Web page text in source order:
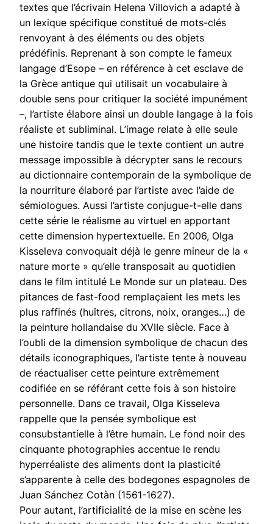
textes que l’écrivain Helena Villovich a adapté à
un lexique spécifique constitué de mots-clés
renvoyant à des éléments ou des objets
prédéfinis. Reprenant à son compte le fameux
langage d’Esope – en référence à cet esclave de
la Grèce antique qui utilisait un vocabulaire à
double sens pour critiquer la société impunément
–, l’artiste élabore ainsi un double langage à la fois
réaliste et subliminal. L’image relate à elle seule
une histoire tandis que le texte contient un autre
message impossible à décrypter sans le recours
au dictionnaire contemporain de la symbolique de
la nourriture élaboré par l’artiste avec l’aide de
sémiologues. Aussi l’artiste conjugue-t-elle dans
cette série le réalisme au virtuel en apportant
cette dimension hypertextuelle. En 2006, Olga
Kisseleva convoquait déjà le genre mineur de la «
nature morte » qu’elle transposait au quotidien
dans le film intitulé Le Monde sur un plateau. Des
pitances de fast-food remplaçaient les mets les
plus raffinés (huîtres, citrons, noix, oranges…) de
la peinture hollandaise du XVIIe siècle. Face à
l’oubli de la dimension symbolique de chacun des
détails iconographiques, l’artiste tente à nouveau
de réactualiser cette peinture extrêmement
codifiée en se référant cette fois à son histoire
personnelle. Dans ce travail, Olga Kisseleva
rappelle que la pensée symbolique est
consubstantielle à l’être humain. Le fond noir des
cinquante photographies accentue le rendu
hyperréaliste des aliments dont la plasticité
s’apparente à celle des bodegones espagnoles de
Juan Sánchez Cotàn (1561-1627).
Pour autant, l’artificialité de la mise en scène les